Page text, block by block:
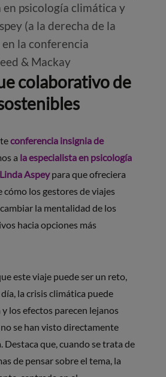
en psicología climática y
(a la derecha de la
la conferencia
& Mackay
colaborativo de
conferencia insignia de
a la especialista en psicología
Aspeypara que ofreciera
cómo los gestores de viajes
la mentalidad de los
hacia opciones más
este viaje puede ser un reto,
la crisis climática puede
los efectos parecen lejanos
se han visto directamente
Destaca que, cuando se trata de
de pensar sobre el tema, la